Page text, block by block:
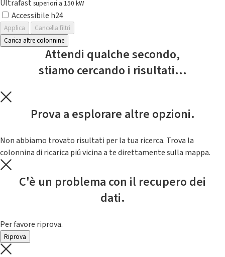
Ultrafast superiori a 150 kW
Accessibile h24
Applica
Cancella filtri
Carica altre colonnine
Attendi qualche secondo,
stiamo cercando i risultati...
Prova a esplorare altre opzioni.
Non abbiamo trovato risultati per la tua ricerca. Trova la
colonnina di ricarica piú vicina a te direttamente sulla mappa.
C'è un problema con il recupero dei
dati.
Per favore riprova.
Riprova